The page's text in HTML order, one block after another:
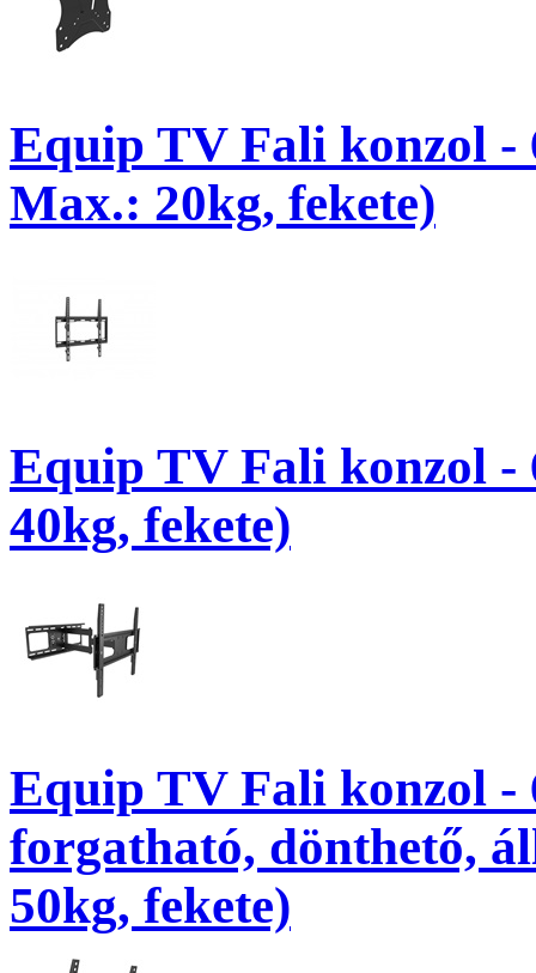
Equip TV Fali konzol -
Max.: 20kg, fekete)
Equip TV Fali konzol
40kg, fekete)
Equip TV Fali konzol -
forgatható, dönthető,
50kg, fekete)